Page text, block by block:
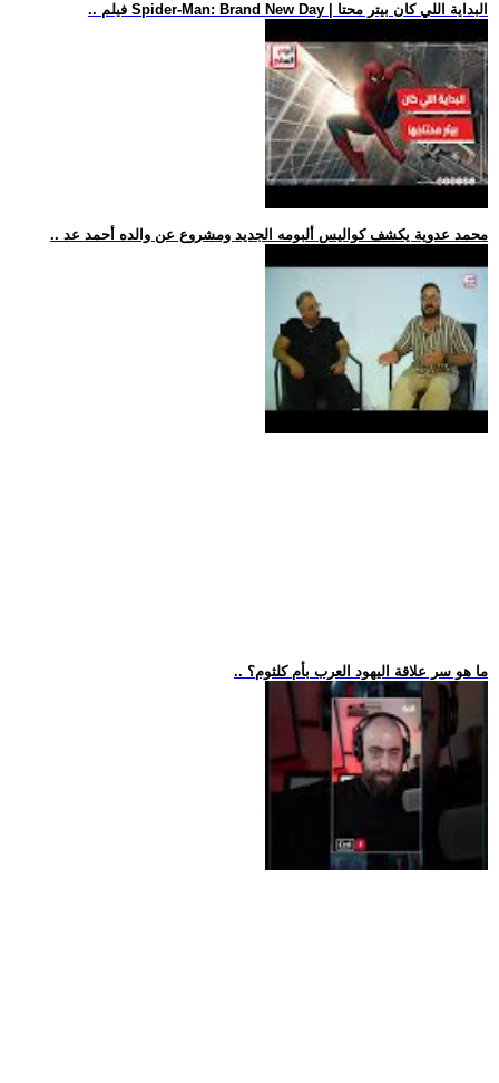
.. فيلم Spider-Man: Brand New Day | البداية اللي كان بيتر محتا
.. محمد عدوية يكشف كواليس ألبومه الجديد ومشروع عن والده أحمد عد
.. ما هو سر علاقة اليهود العرب بأم كلثوم؟